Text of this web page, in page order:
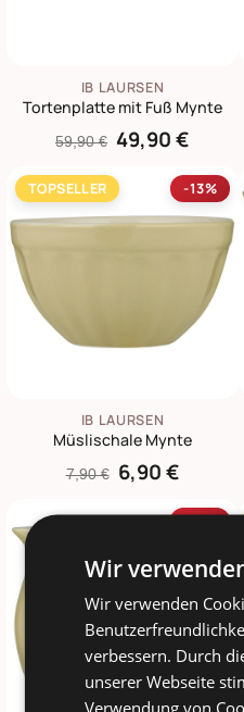
IB LAURSEN
Tortenplatte mit Fuß Mynte
59,90 € 49,90 €
TOPSELLER -13%
IB LAURSEN
Müslischale Mynte
7,90 € 6,90 €
-15%
Wir
Wir verwenden
verbessern. Durch
unserer Webseite
Verwendung von